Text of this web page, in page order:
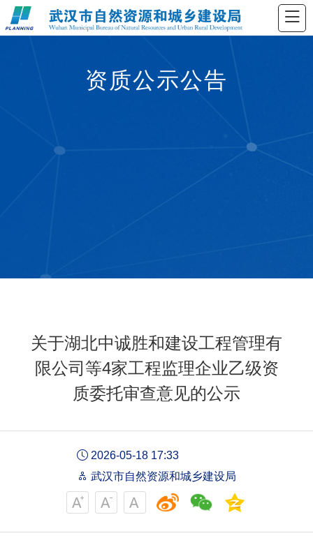
资质公示公告
关于湖北中诚胜和建设工程管理有
限公司等4家工程监理企业乙级资
质委托审查意见的公示
2026-05-18 17:33
武汉市自然资源和城乡建设局